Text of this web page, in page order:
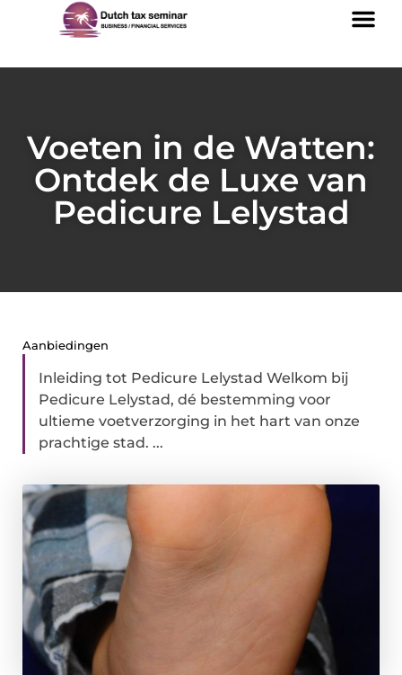
Voeten in de Watten:
Ontdek de Luxe van
Pedicure Lelystad
Aanbiedingen
Inleiding tot Pedicure Lelystad Welkom bij
Pedicure Lelystad, dé bestemming voor
ultieme voetverzorging in het hart van onze
prachtige stad. ...